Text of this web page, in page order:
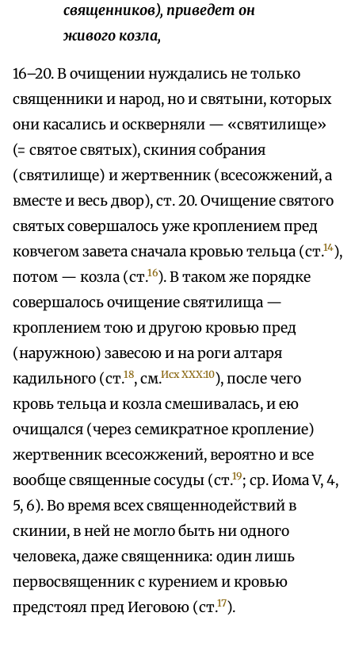
священников), приведет он
живого козла,
16–20. В очищении нуждались не только
священники и народ, но и святыни, которых
они касались и оскверняли — «святилище»
(= святое святых), скиния собрания
(святилище) и жертвенник (всесожжений, а
вместе и весь двор), ст. 20. Очищение святого
святых совершалось уже кроплением пред
ковчегом завета сначала кровью тельца (ст.14),
потом — козла (ст.16). В таком же порядке
совершалось очищение святилища —
кроплением тою и другою кровью пред
(наружною) завесою и на роги алтаря
кадильного (ст.18, см.Исх XXX:10), после чего
кровь тельца и козла смешивалась, и ею
очищался (через семикратное кропление)
жертвенник всесожжений, вероятно и все
вообще священные сосуды (ст.19; ср. Иома V, 4,
5, 6). Во время всех священнодействий в
скинии, в ней не могло быть ни одного
человека, даже священника: один лишь
первосвященник с курением и кровью
предстоял пред Иеговою (ст.17).